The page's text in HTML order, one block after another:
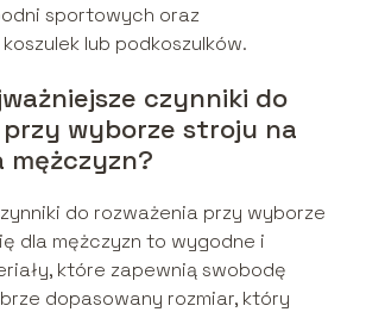
sportowych oraz
lub podkoszulków.
czynniki do
przy wyborze stroju na
mężczyzn?
do rozważenia przy wyborze
dla mężczyzn to wygodne i
które zapewnią swobodę
dopasowany rozmiar, który